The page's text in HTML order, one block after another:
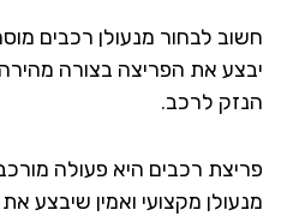
לבחור מנעולן רכבים מוסמך
את הפריצה בצורה מהירה,
לרכב.
רכבים היא פעולה מורכבת
מקצועי ואמין שיבצע את